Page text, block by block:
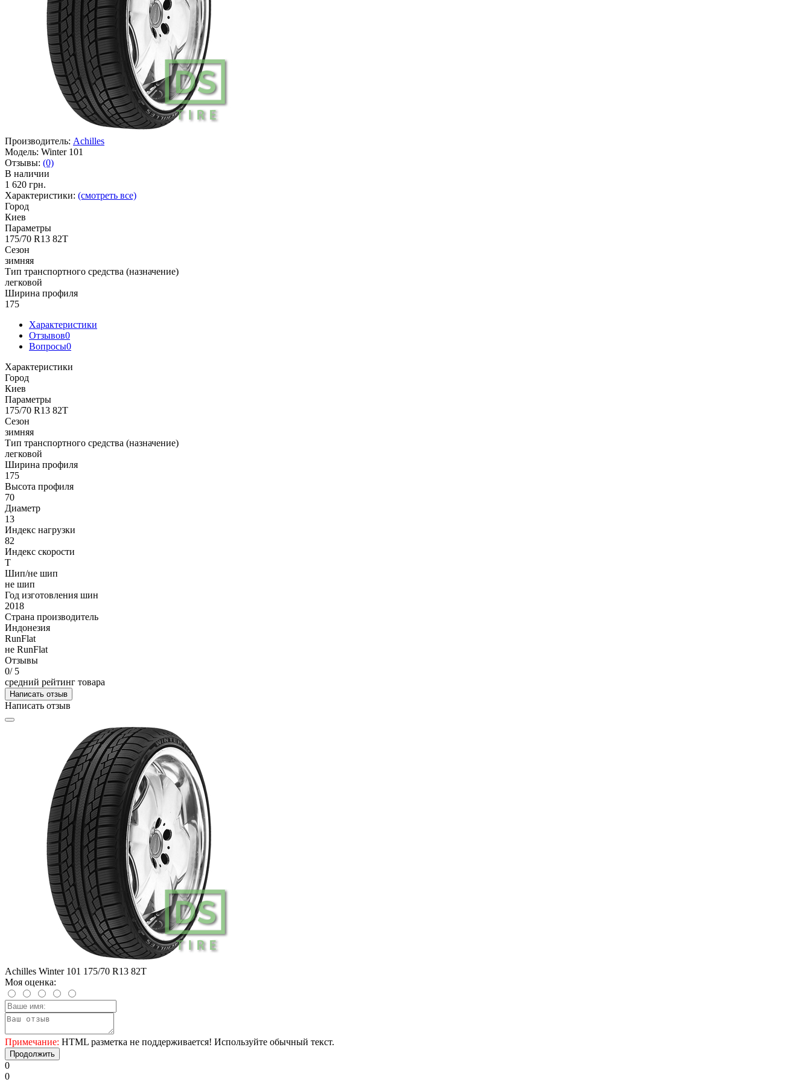
Производитель: Achilles
Модель: Winter 101
Отзывы: (0)
В наличии
1 620 грн.
Характеристики: (смотреть все)
Город
Киев
Параметры
175/70 R13 82T
Сезон
зимняя
Тип транспортного средства (назначение)
легковой
Ширина профиля
175
Характеристики
Отзывов0
Вопросы0
Характеристики
Город
Киев
Параметры
175/70 R13 82T
Сезон
зимняя
Тип транспортного средства (назначение)
легковой
Ширина профиля
175
Высота профиля
70
Диаметр
13
Индекс нагрузки
82
Индекс скорости
T
Шип/не шип
не шип
Год изготовления шин
2018
Страна производитель
Индонезия
RunFlat
не RunFlat
Отзывы
0/ 5
средний рейтинг товара
Написать отзыв
Написать отзыв
Achilles Winter 101 175/70 R13 82T
Моя оценка:
Примечание: HTML разметка не поддерживается! Используйте обычный текст.
Продолжить
0
0